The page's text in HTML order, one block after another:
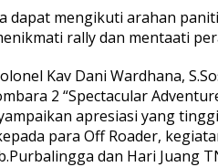
dapat mengikuti arahan
rally dan mentaati
Kav Dani Wardhana,
2 “Spectacular
apresiasi yang
para Off Roader,
dan Hari Juang